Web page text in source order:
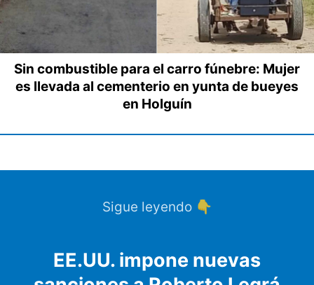
Sin combustible para el carro fúnebre: Mujer
es llevada al cementerio en yunta de bueyes
en Holguín
Sigue leyendo 👇